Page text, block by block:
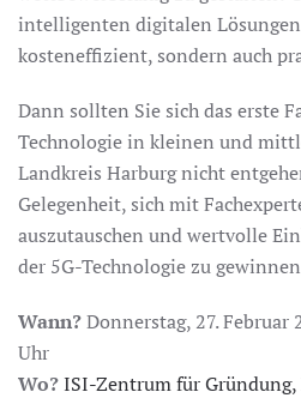
intelligenten digitalen
kosteneffizient, sondern auch
Dann sollten Sie sich das erste
Technologie in kleinen und
Landkreis Harburg nicht
Gelegenheit, sich mit
auszutauschen und wertvolle
der 5G-Technologie zu
Wann?Donnerstag, 27.
Uhr
Wo?ISI-Zentrum für Gründung,